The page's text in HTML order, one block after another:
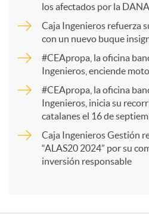
p
a
r
t
los afectados por la DANA
Caja Ingenieros refuerza
con un nuevo buque
#CEApropa, la oficina
Ingenieros, enciende
#CEApropa, la oficina
Ingenieros, inicia su
catalanes el 16 de
Caja Ingenieros Gestión
“ALAS20 2024” por su
inversión responsable